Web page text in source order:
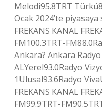
Melodi95.8TRT
Ocak 2024’te
FREKANS KANAL
FM100.3TRT-
Ankara? Ankara
ALYerel93.0Radyo
1Ulusal93.6Radyo
FREKANS KANAL
FM99.9TRT-